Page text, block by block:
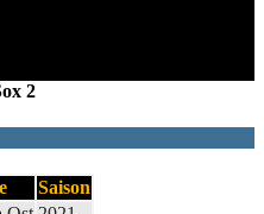
2
Saison